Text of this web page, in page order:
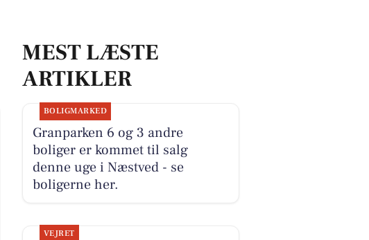
MEST LÆSTE
ARTIKLER
BOLIGMARKED
Granparken 6 og 3 andre
boliger er kommet til salg
denne uge i Næstved - se
boligerne her.
VEJRET